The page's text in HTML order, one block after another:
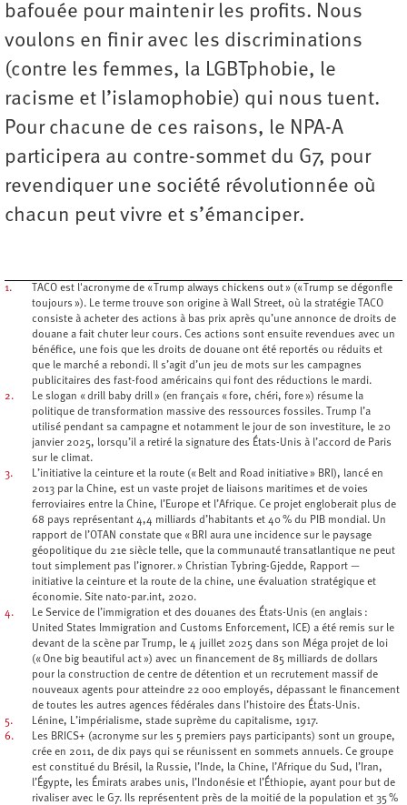
bafouée pour maintenir les profits. Nous
voulons en finir avec les discriminations
(contre les femmes, la LGBTphobie, le
racisme et l’islamophobie) qui nous tuent.
Pour chacune de ces raisons, le NPA-A
participera au contre-sommet du G7, pour
revendiquer une société révolutionnée où
chacun peut vivre et s’émanciper.
1.
TACO est l'acronyme de « Trump always chickens out » (« Trump se dégonfle
toujours »). Le terme trouve son origine à Wall Street, où la stratégie TACO
consiste à acheter des actions à bas prix après qu’une annonce de droits de
douane a fait chuter leur cours. Ces actions sont ensuite revendues avec un
bénéfice, une fois que les droits de douane ont été reportés ou réduits et
que le marché a rebondi. Il s’agit d’un jeu de mots sur les campagnes
publicitaires des fast-food américains qui font des réductions le mardi.
2.
Le slogan « drill baby drill » (en français « fore, chéri, fore ») résume la
politique de transformation massive des ressources fossiles. Trump l’a
utilisé pendant sa campagne et notamment le jour de son investiture, le 20
janvier 2025, lorsqu’il a retiré la signature des États-Unis à l’accord de Paris
sur le climat.
3.
L’initiative la ceinture et la route (« Belt and Road initiative » BRI), lancé en
2013 par la Chine, est un vaste projet de liaisons maritimes et de voies
ferroviaires entre la Chine, l’Europe et l’Afrique. Ce projet engloberait plus de
68 pays représentant 4,4 milliards d’habitants et 40 % du PIB mondial. Un
rapport de l’OTAN constate que « BRI aura une incidence sur le paysage
géopolitique du 21e siècle telle, que la communauté transatlantique ne peut
tout simplement pas l’ignorer. » Christian Tybring-Gjedde, Rapport —
initiative la ceinture et la route de la chine, une évaluation stratégique et
économie. Site nato-par.int, 2020.
4.
Le Service de l’immigration et des douanes des États-Unis (en anglais :
United States Immigration and Customs Enforcement, ICE) a été remis sur le
devant de la scène par Trump, le 4 juillet 2025 dans son Méga projet de loi
(« One big beautiful act ») avec un financement de 85 milliards de dollars
pour la construction de centre de détention et un recrutement massif de
nouveaux agents pour atteindre 22 000 employés, dépassant le financement
de toutes les autres agences fédérales dans l’histoire des États-Unis.
5.
Lénine, L’impérialisme, stade suprème du capitalisme, 1917.
6.
Les BRICS+ (acronyme sur les 5 premiers pays participants) sont un groupe,
crée en 2011, de dix pays qui se réunissent en sommets annuels. Ce groupe
est constitué du Brésil, la Russie, l’Inde, la Chine, l’Afrique du Sud, l’Iran,
l’Égypte, les Émirats arabes unis, l’Indonésie et l’Éthiopie, ayant pour but de
rivaliser avec le G7. Ils représentent près de la moitié de la population et 35 %